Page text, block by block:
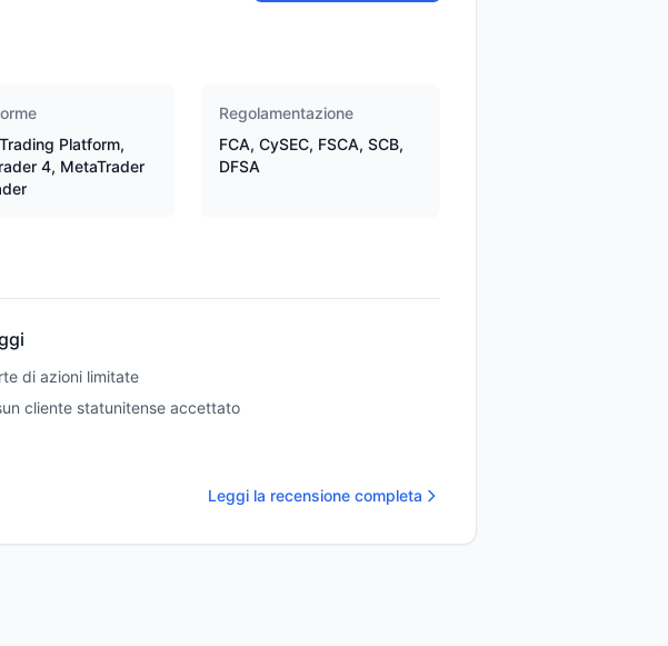
Platform,
4, MetaTrader
Regolamentazione
FCA, CySEC, FSCA, SCB,
DFSA
di azioni limitate
cliente statunitense accettato
Leggi la recensione completa